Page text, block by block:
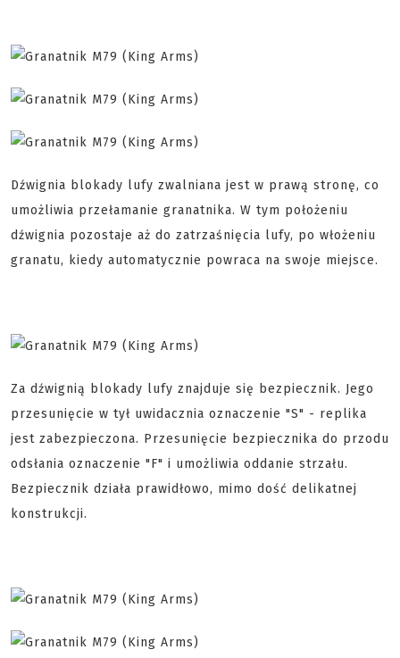
Dźwignia blokady lufy zwalniana jest w prawą stronę, co
umożliwia przełamanie granatnika. W tym położeniu
dźwignia pozostaje aż do zatrzaśnięcia lufy, po włożeniu
granatu, kiedy automatycznie powraca na swoje miejsce.
Za dźwignią blokady lufy znajduje się bezpiecznik. Jego
przesunięcie w tył uwidacznia oznaczenie "S" - replika
jest zabezpieczona. Przesunięcie bezpiecznika do przodu
odsłania oznaczenie "F" i umożliwia oddanie strzału.
Bezpiecznik działa prawidłowo, mimo dość delikatnej
konstrukcji.